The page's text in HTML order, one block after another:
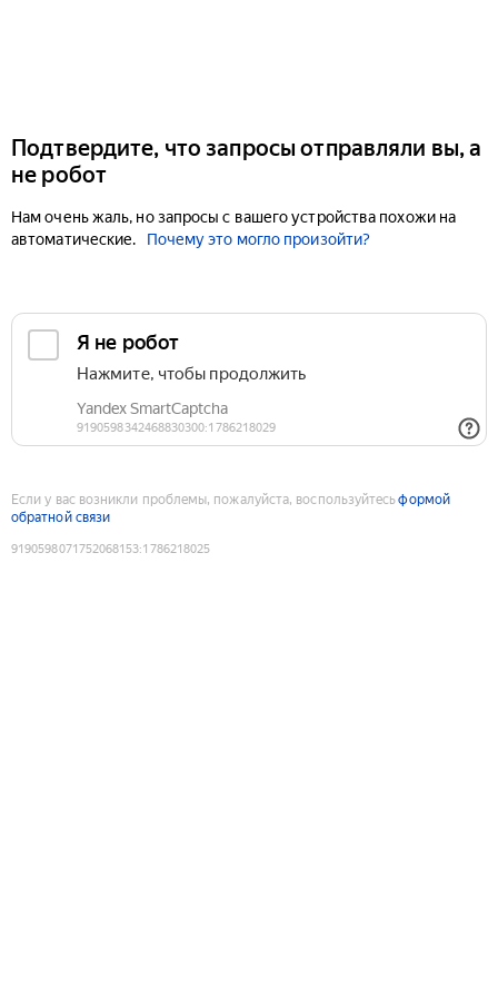
Подтвердите, что запросы отправляли вы, а
не робот
Нам очень жаль, но запросы с вашего устройства похожи на
автоматические.
Почему это могло произойти?
Если у вас возникли проблемы, пожалуйста, воспользуйтесьформой
обратной связи
9190598071752068153:1786218025